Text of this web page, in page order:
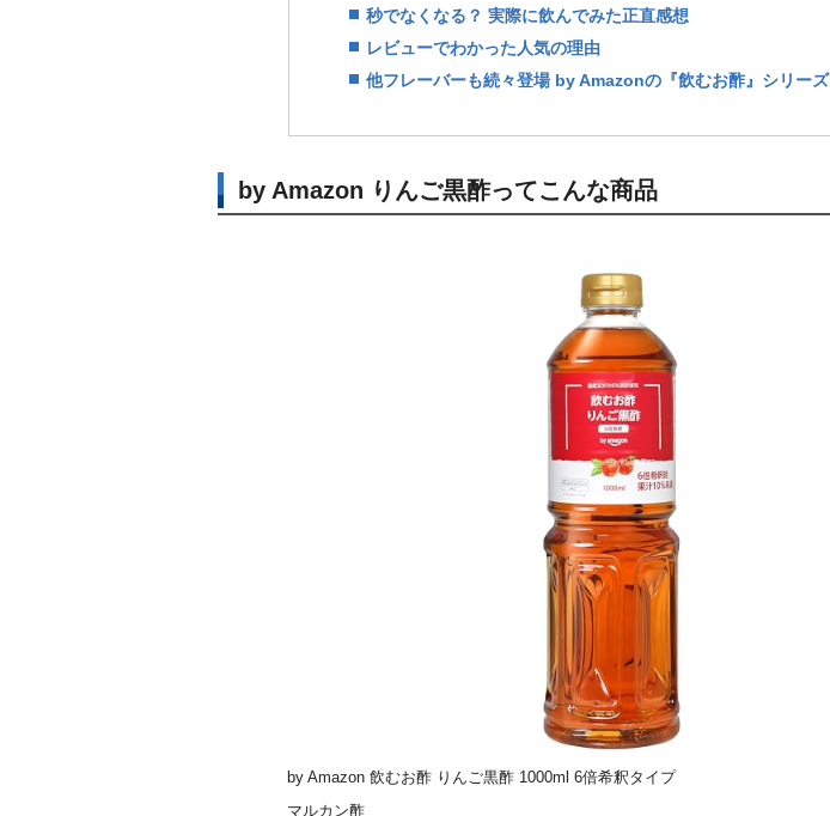
秒でなくなる？ 実際に飲んでみた正直感想
レビューでわかった人気の理由
他フレーバーも続々登場 by Amazonの『飲むお酢』シリーズ
by Amazon りんご黒酢ってこんな商品
by Amazon 飲むお酢 りんご黒酢 1000ml 6倍希釈タイプ
マルカン酢